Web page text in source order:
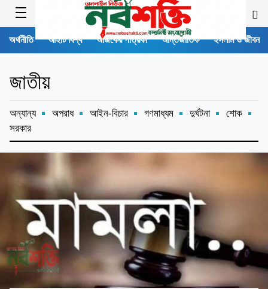
অর্থনীতি আইটি বিশ্ব আজকের পত্রিকা আন্তর্জাতিক ইসলাম ও জীবন
জাতীয়
অন্যান্য অপরাধ আইন-বিচার গণমাধ্যম দুর্ঘটনা
শোক
সরকার